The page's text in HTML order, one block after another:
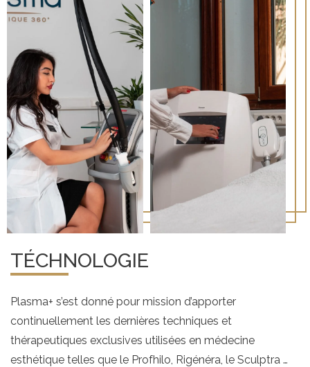
TÉCHNOLOGIE
Plasma+ s’est donné pour mission d’apporter
continuellement les dernières techniques et
thérapeutiques exclusives utilisées en médecine
esthétique telles que le Profhilo, Rigénéra, le Sculptra …